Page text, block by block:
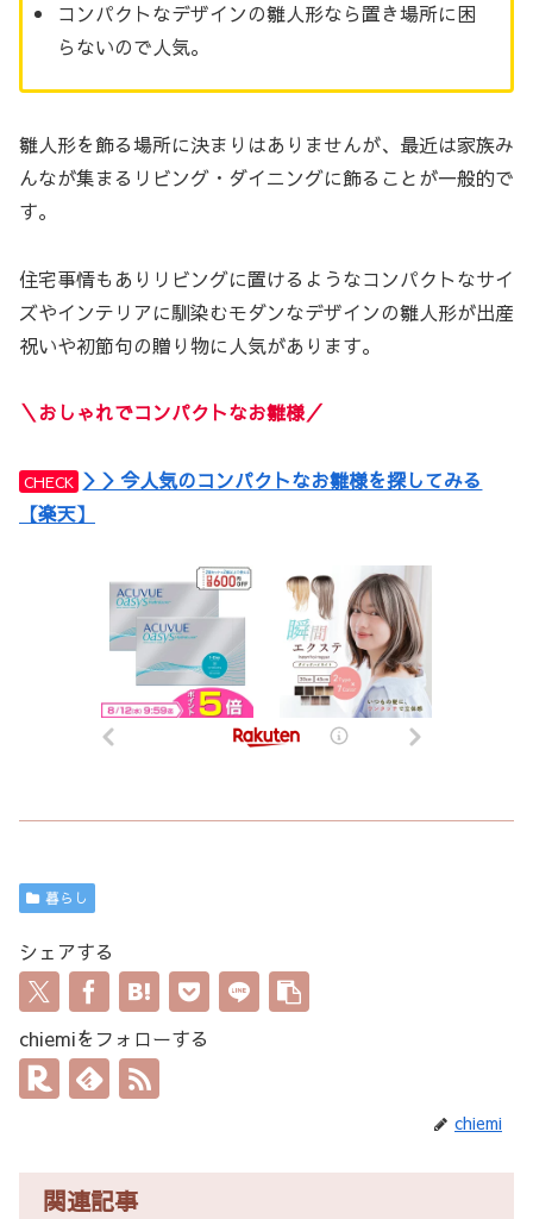
コンパクトなデザインの雛人形なら置き場所に困
らないので人気。
雛人形を飾る場所に決まりはありませんが、最近は家族み
んなが集まるリビング・ダイニングに飾ることが一般的で
す。
住宅事情もありリビングに置けるようなコンパクトなサイ
ズやインテリアに馴染むモダンなデザインの雛人形が出産
祝いや初節句の贈り物に人気があります。
＼おしゃれでコンパクトなお雛様／
CHECK ＞＞今人気のコンパクトなお雛様を探してみる
【楽天】
暮らし
シェアする
chiemiをフォローする
chiemi
関連記事